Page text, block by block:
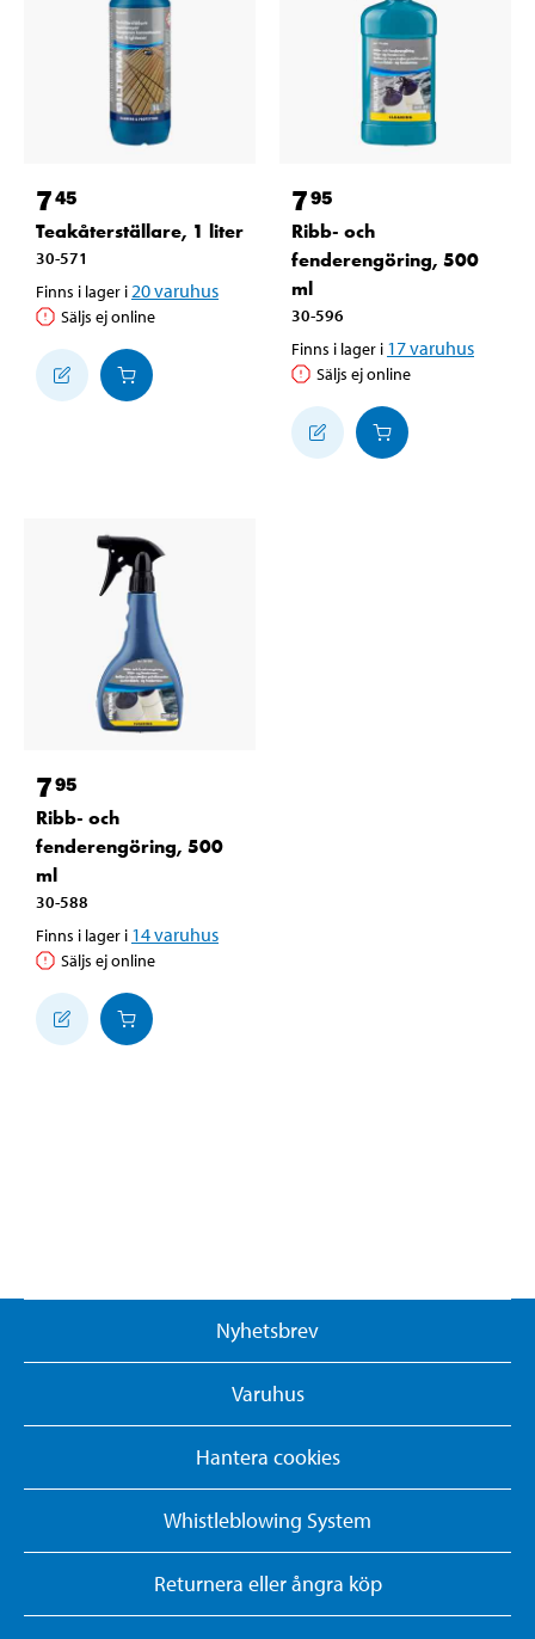
745
Teakåterställare, 1 liter
30-571
Finns i lager i 20varuhus
Säljs ej online
795
Ribb- och
fenderengöring, 500
ml
30-596
Finns i lager i 17varuhus
Säljs ej online
795
Ribb- och
fenderengöring, 500
ml
30-588
Finns i lager i 14varuhus
Säljs ej online
Nyhetsbrev
Varuhus
Hantera cookies
Whistleblowing System
Returnera eller ångra köp